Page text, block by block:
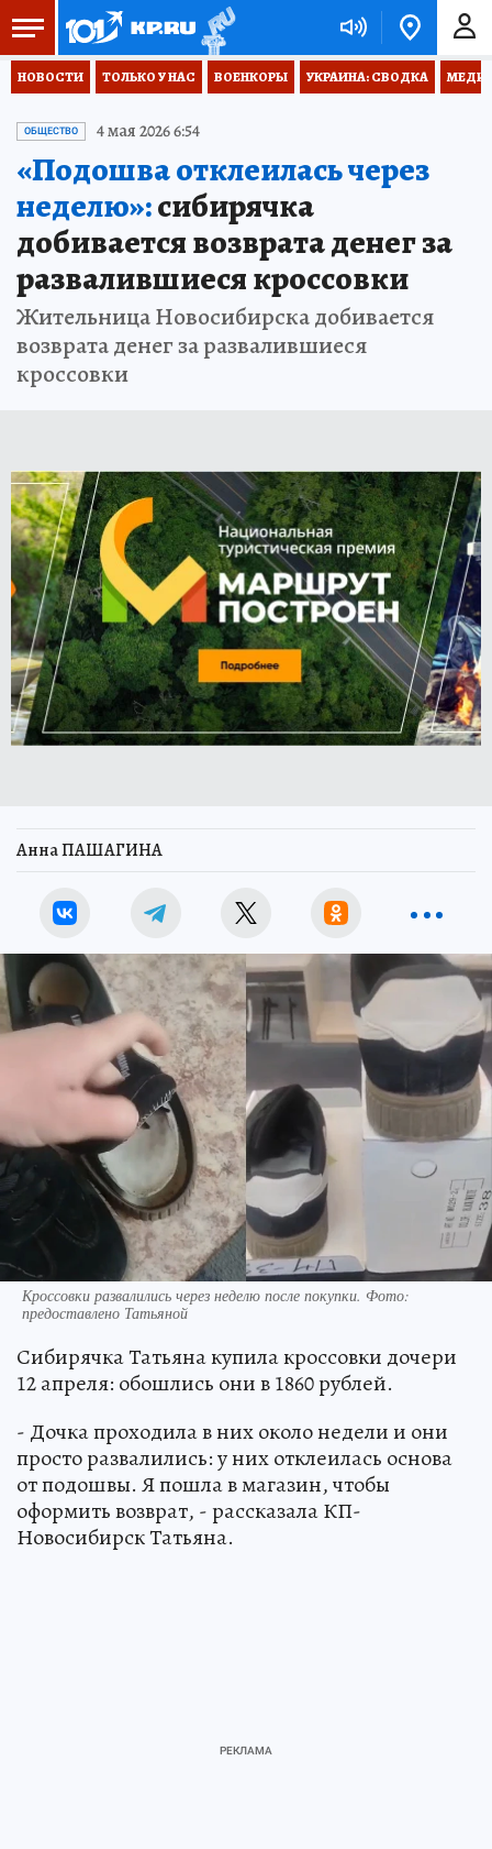
НОВОСТИ ТОЛЬКО У НАС ВОЕНКОРЫ УКРАИНА: СВОДКА
ОБЩЕСТВО 4 мая 2026 6:54
«Подошва отклеилась через
неделю»:сибирячка
добивается возврата денег за
развалившиеся кроссовки
Жительница Новосибирска добивается
возврата денег за развалившиеся
кроссовки
Анна ПАШАГИНА
Кроссовки развалились через неделю после покупки. Фото:
предоставлено Татьяной
Сибирячка Татьяна купила кроссовки дочери
12 апреля: обошлись они в 1860 рублей.
- Дочка проходила в них около недели и они
просто развалились: у них отклеилась основа
от подошвы. Я пошла в магазин, чтобы
оформить возврат, - рассказала КП-
Новосибирск Татьяна.